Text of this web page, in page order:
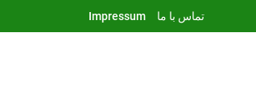
تماس با ما Impressum